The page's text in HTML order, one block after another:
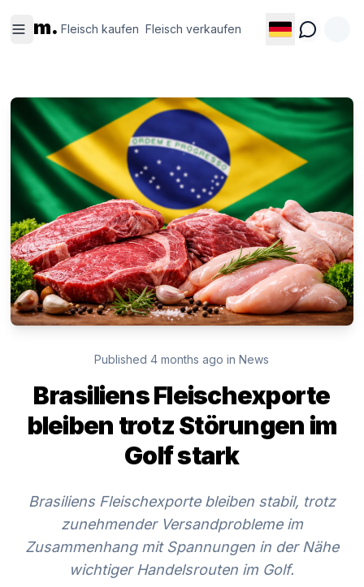
m. Fleisch kaufen Fleisch verkaufen
kaufen
verkaufen
Published 4 months ago inNews
Brasiliens Fleischexporte
bleiben trotz Störungen im
Golf stark
Brasiliens Fleischexporte bleiben stabil, trotz
zunehmender Versandprobleme im
Zusammenhang mit Spannungen in der Nähe
wichtiger Handelsrouten im Golf.